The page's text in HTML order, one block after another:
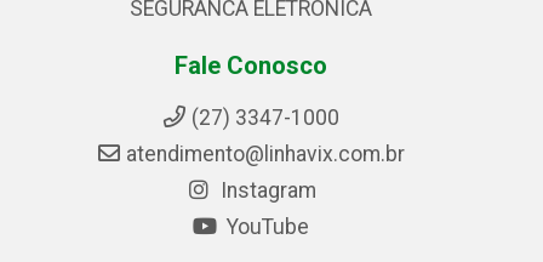
SEGURANCA ELETRONICA
Fale Conosco
(27) 3347-1000
atendimento@linhavix.com.br
Instagram
YouTube